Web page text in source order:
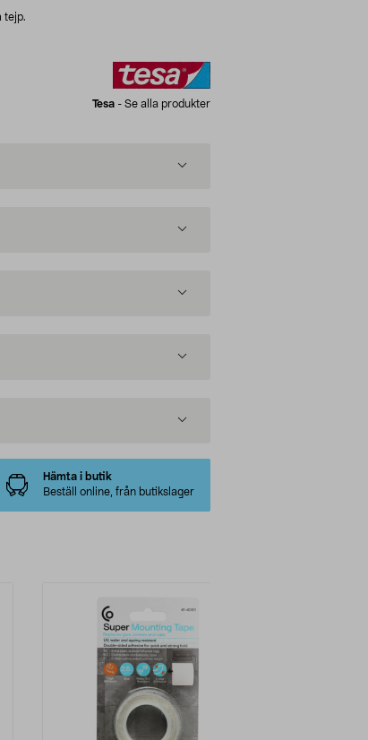
tejp.
Tesa - Se alla produkter
Hämta i butik
Beställ online, från butikslager